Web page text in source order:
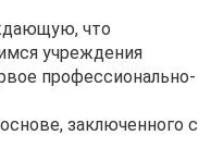
что
учреждения
профессионально-
заключенного с